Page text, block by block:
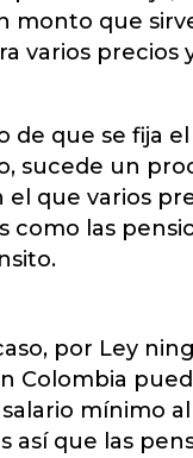
monto que
varios precios
de que se fija
sucede un
el que varios
como las
por Ley
Colombia
mínimo
así que las